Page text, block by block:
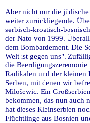
Aber nicht nur die
weiter zurückliegende.
serbisch-kroatisch-
der Nato von 1999.
dem Bombardement. Die
Welt ist gegen uns".
die
Radikalen und der kleinen
Serben, mit denen wir
Milošewic. Ein
bekommen, das nun auch
hat dieses Kleinserbien
Flüchtlinge aus Bosnien